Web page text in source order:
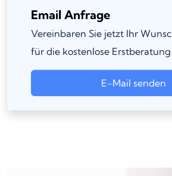
Email Anfrage
Vereinbaren Sie jetzt Ihr
für die kostenlose Erstberatung
E-Mail senden